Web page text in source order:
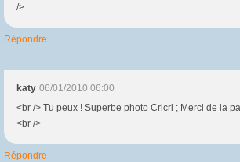
/>
Répondre
katy 06/01/2010 06:00
<br /> Tu peux ! Superbe photo Cricri ; Merci de la
<br />
Répondre